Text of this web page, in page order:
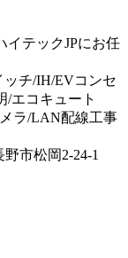
イテックJPにお任
ッチ/IH/EVコンセ
/エコキュート
ラ/LAN配線工事
市松岡2-24-1